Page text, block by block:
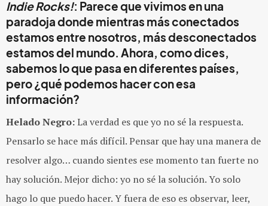
Indie Rocks!: Parece que vivimos en una
paradoja donde mientras más conectados
estamos entre nosotros, más desconectados
estamos del mundo. Ahora, como dices,
sabemos lo que pasa en diferentes países,
pero ¿qué podemos hacer con esa
información?
Helado Negro:La verdad es que yo no sé la respuesta.
Pensarlo se hace más difícil. Pensar que hay una manera de
resolver algo… cuando sientes ese momento tan fuerte no
hay solución. Mejor dicho: yo no sé la solución. Yo solo
hago lo que puedo hacer. Y fuera de eso es observar, leer,